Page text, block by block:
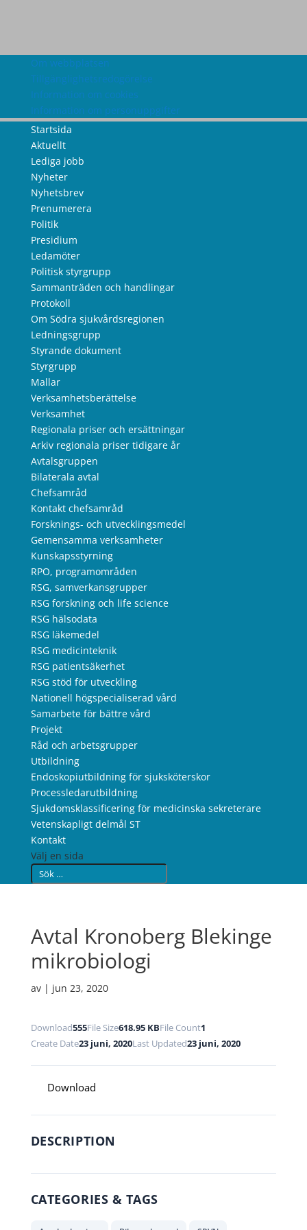
Om webbplatsen
Tillgänglighetsredogörelse
Information om cookies
Information om personuppgifter
Startsida
Aktuellt
Lediga jobb
Nyheter
Nyhetsbrev
Prenumerera
Politik
Presidium
Ledamöter
Politisk styrgrupp
Sammanträden och handlingar
Protokoll
Om Södra sjukvårdsregionen
Ledningsgrupp
Styrande dokument
Styrgrupp
Mallar
Verksamhetsberättelse
Verksamhet
Regionala priser och ersättningar
Arkiv regionala priser tidigare år
Avtalsgruppen
Bilaterala avtal
Chefsamråd
Kontakt chefsamråd
Forsknings- och utvecklingsmedel
Gemensamma verksamheter
Kunskapsstyrning
RPO, programområden
RSG, samverkansgrupper
RSG forskning och life science
RSG hälsodata
RSG läkemedel
RSG medicinteknik
RSG patientsäkerhet
RSG stöd för utveckling
Nationell högspecialiserad vård
Samarbete för bättre vård
Projekt
Råd och arbetsgrupper
Utbildning
Endoskopiutbildning för sjuksköterskor
Processledarutbildning
Sjukdomsklassificering för medicinska sekreterare
Vetenskapligt delmål ST
Kontakt
Välj en sida
Avtal Kronoberg Blekinge
mikrobiologi
av | jun 23, 2020
Download555File Size618.95 KBFile Count1
Create Date23 juni, 2020Last Updated23 juni, 2020
Download
DESCRIPTION
CATEGORIES & TAGS